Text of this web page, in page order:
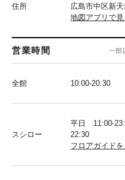
住所
広島市中区新天
地図アプリで見
営業時間 一部
全館 10:00-20:30
スシロー
平日 11:00-
22:30
フロアガイド